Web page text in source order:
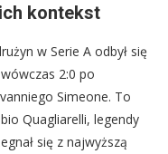
kontekst
w Serie A odbył się
2:0 po
Simeone. To
Quagliarelli, legendy
się z najwyższą